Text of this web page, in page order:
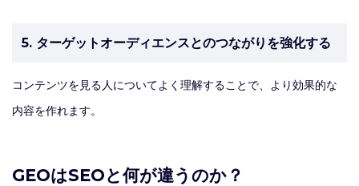
5. ターゲットオーディエンスとのつながりを強化する
コンテンツを見る人についてよく理解することで、より効果的な
内容を作れます。
GEOはSEOと何が違うのか？